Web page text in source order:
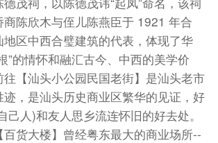
商陈欣木与侄儿陈燕臣于 1921 年合
地区中西合璧建筑的代表，体现了华
”的情怀和融汇古今、中西的美学价
往【汕头小公园民国老街】是汕头老市
迹，是汕头历史商业区繁华的见证，好
己人)和友人思乡流连怀旧的好去处。
百货大楼】曾经粤东最大的商业场所--